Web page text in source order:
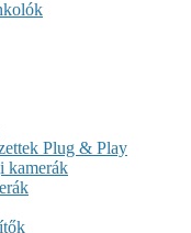
Plug & Play
kamerák